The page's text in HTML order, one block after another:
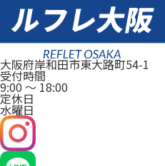
大阪府岸和田市東大路町54-1
受付時間
9:00 ～18:00
定休日
水曜日